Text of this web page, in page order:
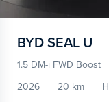
BYD SEAL U
1.5 DM-i FWD Boost
2026
20 km